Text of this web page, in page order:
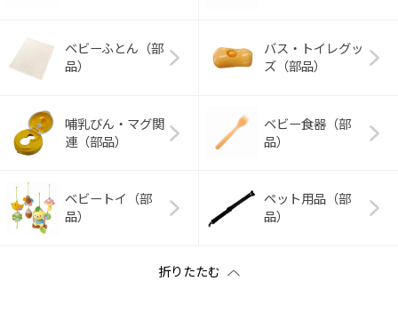
ベビーふとん（部
品）
バス・トイレグッ
ズ（部品）
哺乳びん・マグ関
連（部品）
ベビー食器（部
品）
ベビートイ（部
品）
ペット用品（部
品）